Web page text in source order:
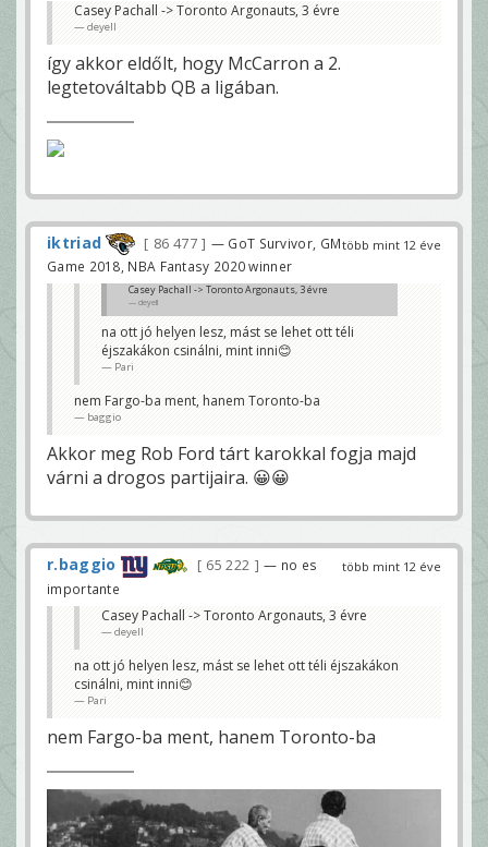
Casey Pachall -> Toronto Argonauts, 3 évre
deyell
így akkor eldőlt, hogy McCarron a 2.
legtetováltabb QB a ligában.
több mint 12 éve
iktriad 86 477
— GoT Survivor, GM
Game 2018, NBA Fantasy 2020 winner
Casey Pachall -> Toronto Argonauts, 3 évre
deyell
na ott jó helyen lesz, mást se lehet ott téli
éjszakákon csinálni, mint inni😊
Pari
nem Fargo-ba ment, hanem Toronto-ba
baggio
Akkor meg Rob Ford tárt karokkal fogja majd
várni a drogos partijaira. 😀😀
több mint 12 éve
r.baggio 65 222
— no es
importante
Casey Pachall -> Toronto Argonauts, 3 évre
deyell
na ott jó helyen lesz, mást se lehet ott téli éjszakákon
csinálni, mint inni😊
Pari
nem Fargo-ba ment, hanem Toronto-ba